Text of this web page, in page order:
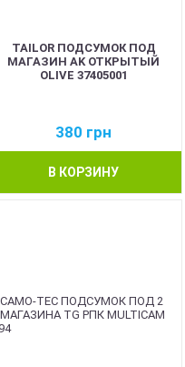
TAILOR ПОДСУМОК ПОД
МАГАЗИН AK ОТКРЫТЫЙ
OLIVE 37405001
380 грн
В КОРЗИНУ